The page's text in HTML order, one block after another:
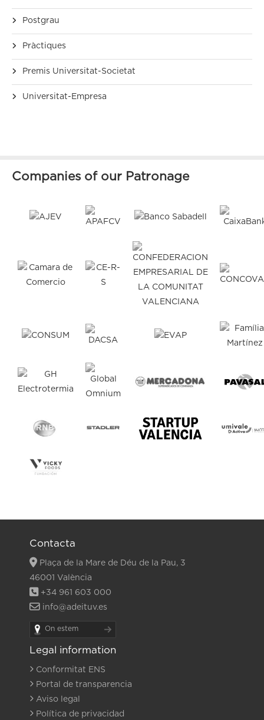
Postgrau
Pràctiques
Premis Universitat-Societat
Universitat-Empresa
Companies of our Patronage
Contacta
Plaça de la Mare de Déu de la Pau, 3
46001 València
+34 961 603 000
info@adeituv.es
On estem
Legal information
Conformitat ENS
Portal de transparencia
Aviso legal
Política de privacidad